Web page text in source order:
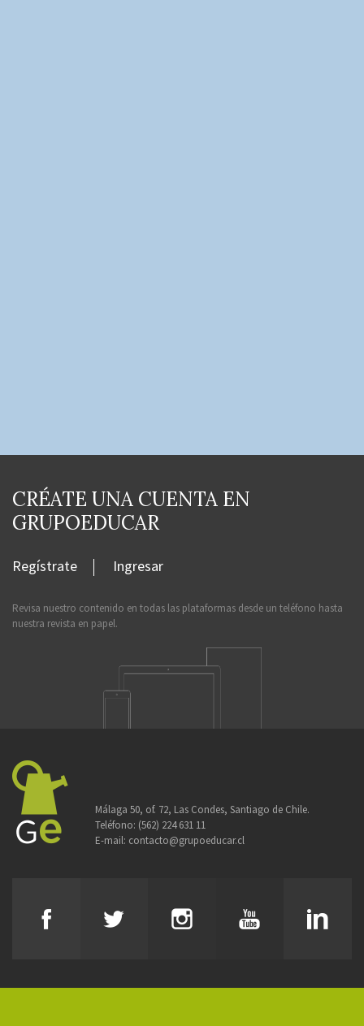
CRÉATE UNA CUENTA EN
GRUPOEDUCAR
Regístrate Ingresar
Revisa nuestro contenido en todas las plataformas desde un teléfono hasta
nuestra revista en papel.
Málaga 50, of. 72, Las Condes, Santiago de Chile.
Teléfono: (562) 224 631 11
E-mail: contacto@grupoeducar.cl